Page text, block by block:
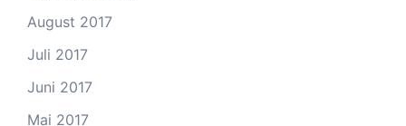
August 2017
Juli 2017
Juni 2017
Mai 2017